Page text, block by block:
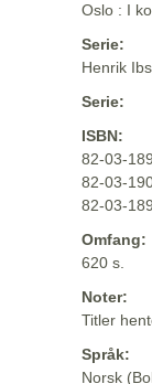
Oslo : I
Serie:
Henrik
Serie:
ISBN:
82-03-
82-03-
82-03-
Omfang:
620 s.
Noter:
Titler
Språk:
Norsk